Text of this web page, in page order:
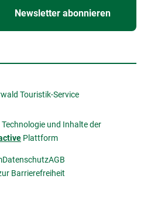
Newsletter abonnieren
Touristik-Service
und Inhalte der
Plattform
DatenschutzAGB
Barrierefreiheit